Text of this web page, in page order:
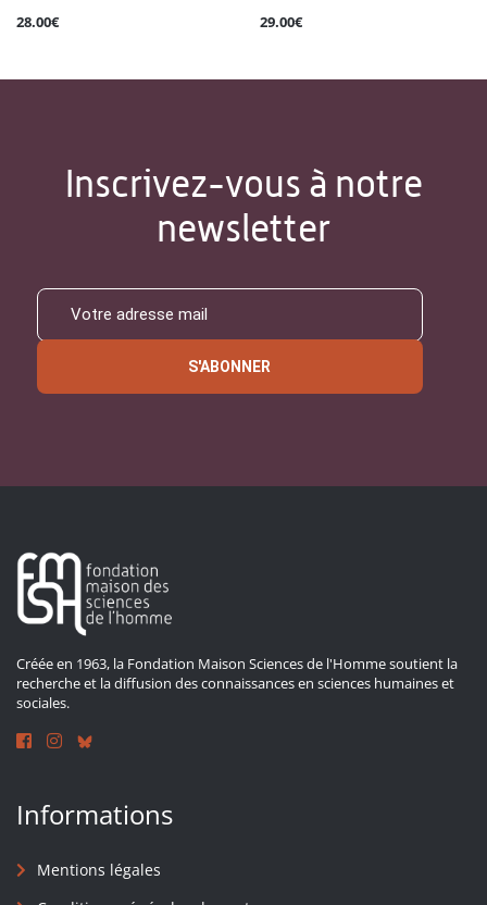
28.00€ 29.00€
Inscrivez-vous à notre
newsletter
S'ABONNER
Créée en 1963, la Fondation Maison Sciences de l'Homme soutient la
recherche et la diffusion des connaissances en sciences humaines et
sociales.
Informations
Mentions légales